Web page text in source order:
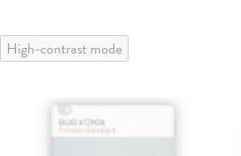
High-contrast mode